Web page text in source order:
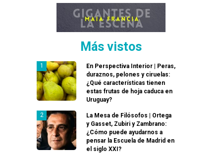
Más vistos
En Perspectiva Interior | Peras,
duraznos, pelones y ciruelas:
¿Qué características tienen
estas frutas de hoja caduca en
Uruguay?
La Mesa de Filósofos | Ortega
y Gasset, Zubiri y Zambrano:
¿Cómo puede ayudarnos a
pensar la Escuela de Madrid en
el siglo XXI?